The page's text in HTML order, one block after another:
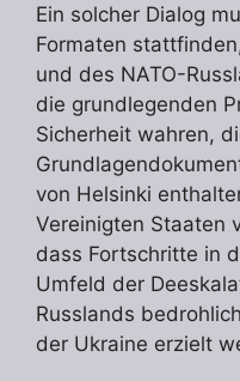
Ein solcher Dialog
Formaten
und des NATO-
die grundlegenden
Sicherheit wahren,
von Helsinki
Vereinigten Staaten
dass Fortschritte in
Umfeld der
Russlands
der Ukraine erzielt